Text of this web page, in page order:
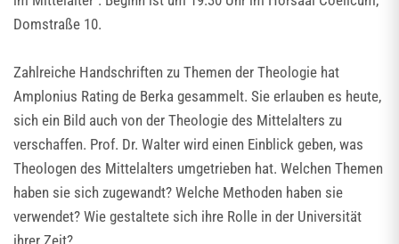
Domstraße 10.
Zahlreiche Handschriften zu Themen der Theologie hat
Amplonius Rating de Berka gesammelt. Sie erlauben es heute,
sich ein Bild auch von der Theologie des Mittelalters zu
verschaffen. Prof. Dr. Walter wird einen Einblick geben, was
Theologen des Mittelalters umgetrieben hat. Welchen Themen
haben sie sich zugewandt? Welche Methoden haben sie
verwendet? Wie gestaltete sich ihre Rolle in der Universität
ihrer Zeit?